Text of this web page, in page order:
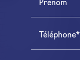
Prénom
Téléphone*